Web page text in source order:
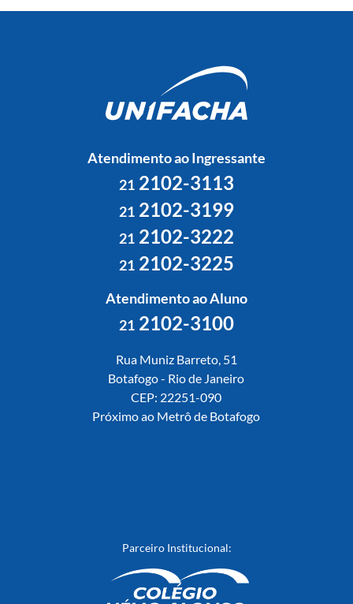
Atendimento ao Ingressante
212102-3113
212102-3199
212102-3222
212102-3225
Atendimento ao Aluno
212102-3100
Rua Muniz Barreto, 51
Botafogo - Rio de Janeiro
CEP: 22251-090
Próximo ao Metrô de Botafogo
Parceiro Institucional: